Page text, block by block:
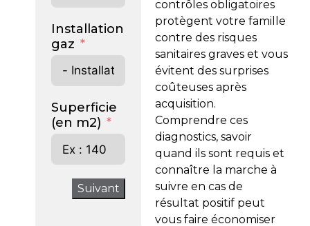
Installation
gaz
Superficie
(en m2)
Suivant
contrôles obligatoires
protègent votre famille
contre des risques
sanitaires graves et vous
évitent des surprises
coûteuses après
acquisition.
Comprendre ces
diagnostics, savoir
quand ils sont requis et
connaître la marche à
suivre en cas de
résultat positif peut
vous faire économiser